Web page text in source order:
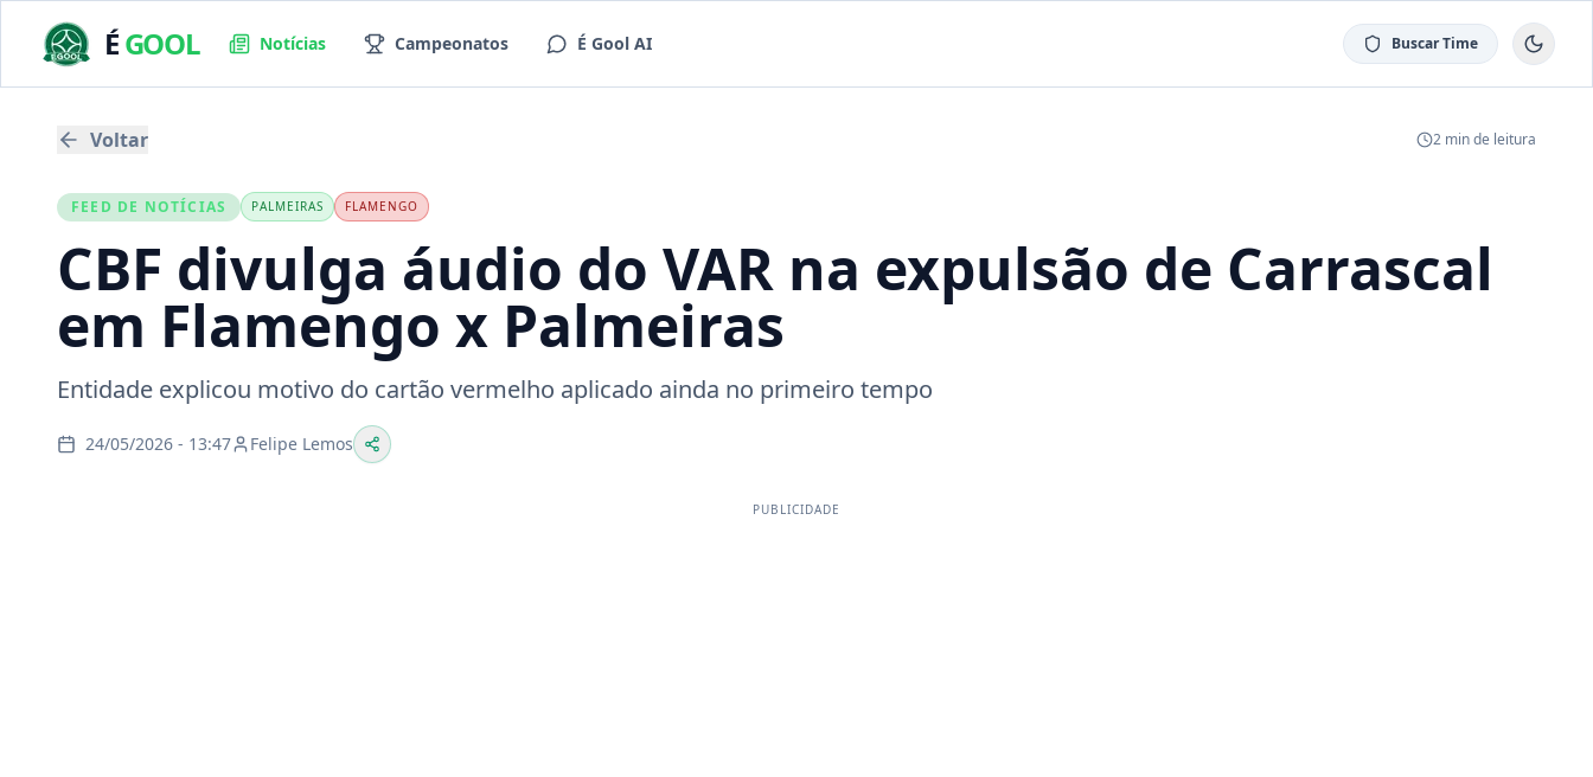
ÉGOOL Notícias Campeonatos É Gool AI Buscar Time
Voltar 2 min de leitura
FEED DE NOTÍCIAS PALMEIRAS FLAMENGO
CBF divulga áudio do VAR na expulsão de Carrascal
em Flamengo x Palmeiras
Entidade explicou motivo do cartão vermelho aplicado ainda no primeiro tempo
24/05/2026 - 13:47 Felipe Lemos
PUBLICIDADE